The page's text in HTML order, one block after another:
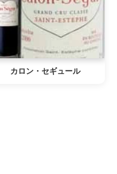
カロン・セギュール